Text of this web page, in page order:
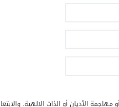
الأديان أو الذات الالهية.